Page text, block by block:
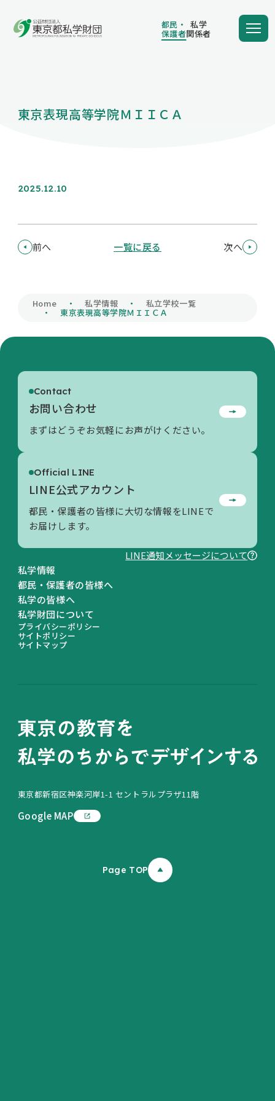
都民・
保護者
私学
関係者
学費を借りる
活動内容/各種資料
東京表現高等学院ＭＩＩＣＡ
2025.12.10
前へ 一覧に戻る 次へ
Home 私学情報 私立学校一覧
東京表現高等学院ＭＩＩＣＡ
東京都新宿区神楽河岸1-1 セントラルプラザ11階
Google MAP
Page TOP
私学情報
都民・保護者の皆様へ
私学の皆様へ
私学財団について
プライバシーポリシー
サイトポリシー
サイトマップ
Contact
お問い合わせ
まずはどうぞお気軽にお声がけください。
Official LINE
LINE公式アカウント
都民・保護者の皆様に大切な情報をLINEで
お届けします。
LINE通知メッセージについて